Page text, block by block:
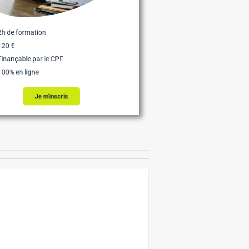
de formation
€
par le CPF
en ligne
Je m'inscris